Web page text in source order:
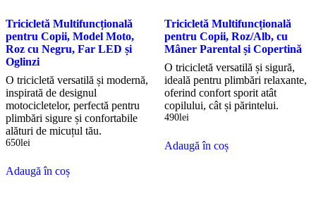
Tricicletă Multifuncțională
pentru Copii, Model Moto,
Roz cu Negru, Far LED și
Oglinzi
O tricicletă versatilă și modernă,
inspirată de designul
motocicletelor, perfectă pentru
plimbări sigure și confortabile
alături de micuțul tău.
650lei
Adaugă în coș
Tricicletă Multifuncțională
pentru Copii, Roz/Alb, cu
Mâner Parental și Copertină
O tricicletă versatilă și sigură,
ideală pentru plimbări relaxante,
oferind confort sporit atât
copilului, cât și părintelui.
490lei
Adaugă în coș